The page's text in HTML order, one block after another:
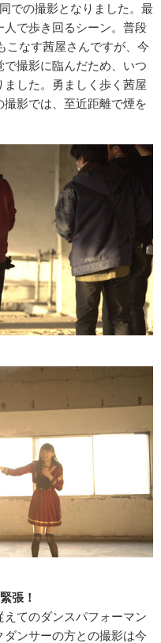
での撮影となりました。最
で歩き回るシーン。普段
なす茜屋さんですが、今
撮影に臨んだため、いつ
した。勇ましく歩く茜屋
影では、至近距離で煙を
張！
てのダンスパフォーマン
ンサーの方との撮影は今